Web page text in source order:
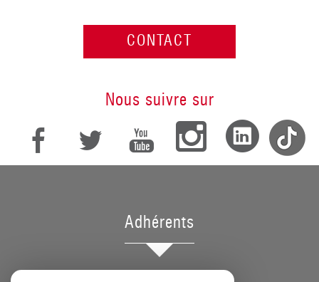
CONTACT
Nous suivre sur
Adhérents